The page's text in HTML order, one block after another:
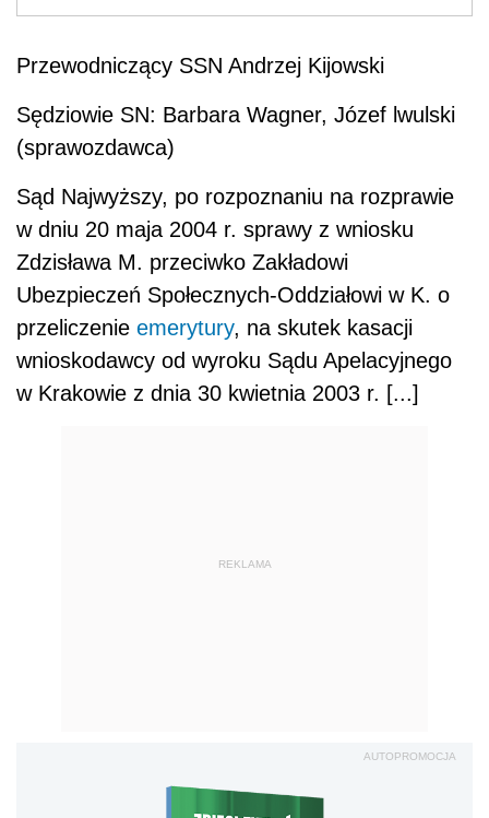
Przewodniczący SSN Andrzej Kijowski
Sędziowie SN: Barbara Wagner, Józef lwulski
(sprawozdawca)
Sąd Najwyższy, po rozpoznaniu na rozprawie
w dniu 20 maja 2004 r. sprawy z wniosku
Zdzisława M. przeciwko Zakładowi
Ubezpieczeń Społecznych-Oddziałowi w K. o
przeliczenie emerytury, na skutek kasacji
wnioskodawcy od wyroku Sądu Apelacyjnego
w Krakowie z dnia 30 kwietnia 2003 r. [...]
REKLAMA
AUTOPROMOCJA